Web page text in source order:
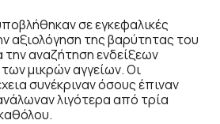
σε εγκεφαλικές
αξιολόγηση της βαρύτητας του
την αναζήτηση ενδείξεων
μικρών αγγείων. Οι
συνέκριναν όσους έπιναν
λιγότερα από τρία